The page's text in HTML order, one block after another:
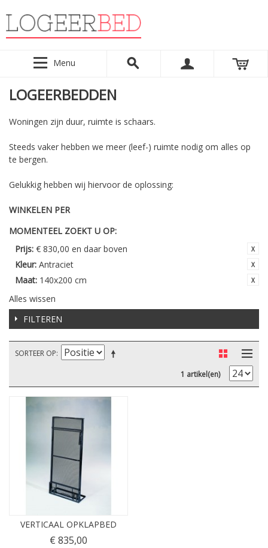
Menu
LOGEERBEDDEN
Woningen zijn duur, ruimte is schaars.
Steeds vaker hebben we meer (leef-) ruimte nodig om alles op
te bergen.
Gelukkig hebben wij hiervoor de oplossing:
WINKELEN PER
MOMENTEEL ZOEKT U OP:
Prijs: € 830,00 en daar boven
Kleur: Antraciet
Maat: 140x200 cm
Alles wissen
FILTEREN
SORTEER OP
1 artikel(en)
VERTICAAL OPKLAPBED
€ 835,00